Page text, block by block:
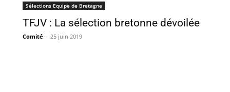
Sélections Equipe de Bretagne
TFJV : La sélection bretonne dévoilée
Comité - 25 juin 2019